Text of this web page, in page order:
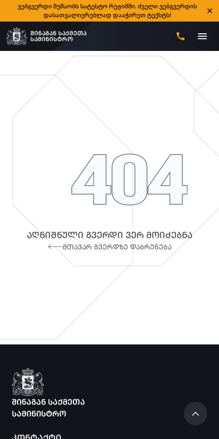
ვებგვერდი მუშაობს სატესტო რეჟიმში. ძველი ვებგვერდის
დასათვალიერებლად დააჭირეთ ტექსტს!
ᲨᲘᲜᲐᲒᲐᲜ ᲡᲐᲥᲛᲔᲗᲐ
ᲡᲐᲛᲘᲜᲘᲡᲢᲠᲝ
ᲐᲦᲜᲘᲨᲜᲣᲚᲘ ᲒᲕᲔᲠᲓᲘ ᲕᲔᲠ ᲛᲝᲘᲫᲔᲑᲜᲐ
ᲛᲗᲐᲕᲐᲠ ᲒᲕᲔᲠᲓᲖᲔ ᲓᲐᲑᲠᲣᲜᲔᲑᲐ
ᲨᲘᲜᲐᲒᲐᲜ ᲡᲐᲥᲛᲔᲗᲐ
ᲡᲐᲛᲘᲜᲘᲡᲢᲠᲝ